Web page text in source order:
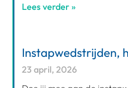
Lees verder »
Instapwedstrijden,
23 april, 2026